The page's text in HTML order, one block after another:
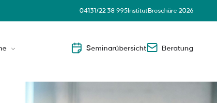
04131/22 38 995 Institut Broschüre 2026
Seminarübersicht Beratung